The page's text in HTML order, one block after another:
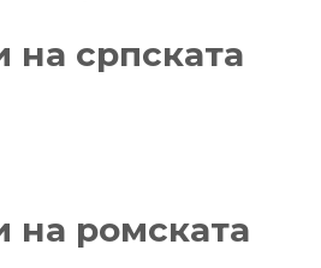
на српската
на ромската